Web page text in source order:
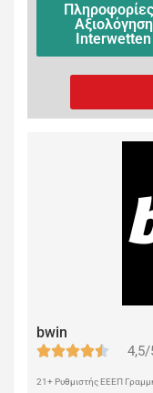
Αξιολόγηση
Interwetten
bwin
4,5/
21+ Ρυθμιστής ΕΕΕΠ